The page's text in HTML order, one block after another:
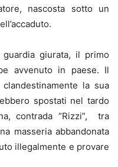
nascosta sotto un
giurata, il primo
avvenuto in paese. Il
la sua
spostati nel tardo
contrada “Rizzi”, tra
masseria abbandonata
illegalmente e provare